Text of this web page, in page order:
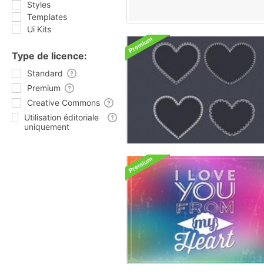
Styles
Templates
Ui Kits
Type de licence:
Standard
Premium
Creative Commons
Utilisation éditoriale
uniquement